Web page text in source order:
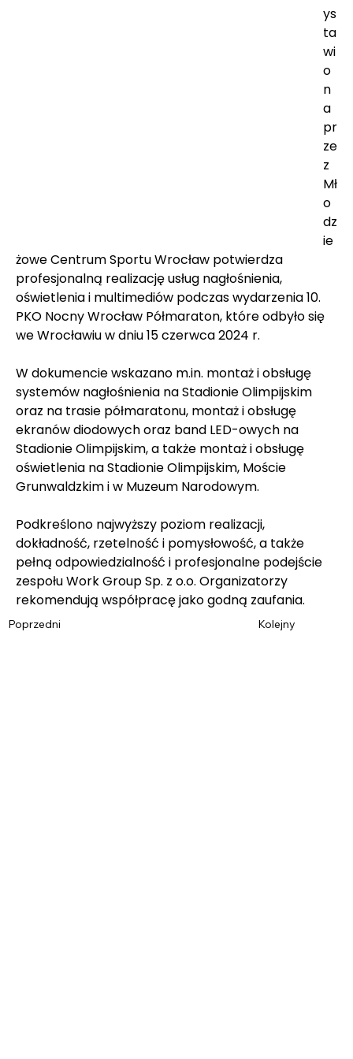
ys
ta
wi
o
n
a
pr
ze
z
Mł
o
dz
ie
żowe Centrum Sportu Wrocław potwierdza
profesjonalną realizację usług nagłośnienia,
oświetlenia i multimediów podczas wydarzenia 10.
PKO Nocny Wrocław Półmaraton, które odbyło się
we Wrocławiu w dniu 15 czerwca 2024 r.
W dokumencie wskazano m.in. montaż i obsługę
systemów nagłośnienia na Stadionie Olimpijskim
oraz na trasie półmaratonu, montaż i obsługę
ekranów diodowych oraz band LED-owych na
Stadionie Olimpijskim, a także montaż i obsługę
oświetlenia na Stadionie Olimpijskim, Moście
Grunwaldzkim i w Muzeum Narodowym.
Podkreślono najwyższy poziom realizacji,
dokładność, rzetelność i pomysłowość, a także
pełną odpowiedzialność i profesjonalne podejście
zespołu Work Group Sp. z o.o. Organizatorzy
rekomendują współpracę jako godną zaufania.
Poprzedni Kolejny